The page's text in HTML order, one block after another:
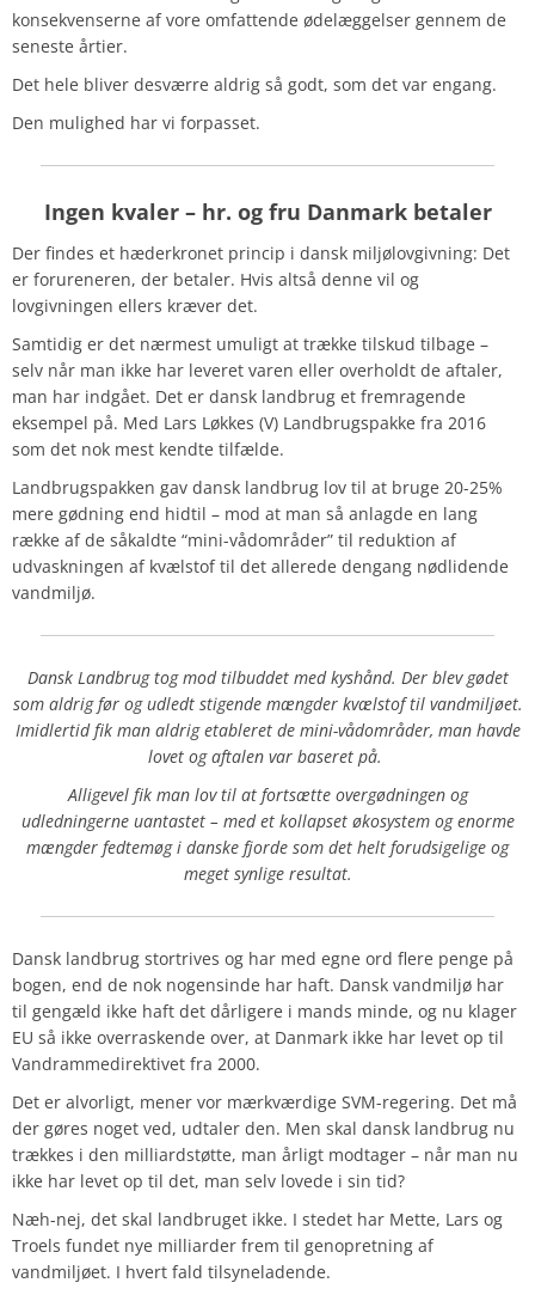
konsekvenserne af vore omfattende ødelæggelser gennem de
seneste årtier.
Det hele bliver desværre aldrig så godt, som det var engang.
Den mulighed har vi forpasset.
Ingen kvaler – hr. og fru Danmark betaler
Der findes et hæderkronet princip i dansk miljølovgivning: Det
er forureneren, der betaler. Hvis altså denne vil og
lovgivningen ellers kræver det.
Samtidig er det nærmest umuligt at trække tilskud tilbage –
selv når man ikke har leveret varen eller overholdt de aftaler,
man har indgået. Det er dansk landbrug et fremragende
eksempel på. Med Lars Løkkes (V) Landbrugspakke fra 2016
som det nok mest kendte tilfælde.
Landbrugspakken gav dansk landbrug lov til at bruge 20-25%
mere gødning end hidtil – mod at man så anlagde en lang
række af de såkaldte “mini-vådområder” til reduktion af
udvaskningen af kvælstof til det allerede dengang nødlidende
vandmiljø.
Dansk Landbrug tog mod tilbuddet med kyshånd. Der blev gødet
som aldrig før og udledt stigende mængder kvælstof til vandmiljøet.
Imidlertid fik man aldrig etableret de mini-vådområder, man havde
lovet og aftalen var baseret på.
Alligevel fik man lov til at fortsætte overgødningen og
udledningerne uantastet – med et kollapset økosystem og enorme
mængder fedtemøg i danske fjorde som det helt forudsigelige og
meget synlige resultat.
Dansk landbrug stortrives og har med egne ord flere penge på
bogen, end de nok nogensinde har haft. Dansk vandmiljø har
til gengæld ikke haft det dårligere i mands minde, og nu klager
EU så ikke overraskende over, at Danmark ikke har levet op til
Vandrammedirektivet fra 2000.
Det er alvorligt, mener vor mærkværdige SVM-regering. Det må
der gøres noget ved, udtaler den. Men skal dansk landbrug nu
trækkes i den milliardstøtte, man årligt modtager – når man nu
ikke har levet op til det, man selv lovede i sin tid?
Næh-nej, det skal landbruget ikke. I stedet har Mette, Lars og
Troels fundet nye milliarder frem til genopretning af
vandmiljøet. I hvert fald tilsyneladende.